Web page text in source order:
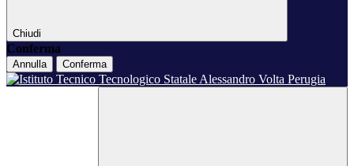
Chiudi
Conferma
Annulla Conferma